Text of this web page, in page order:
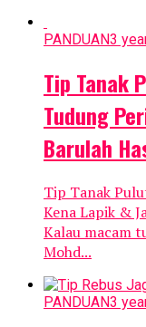
PANDUAN3
Tip Tanak
Tudung
Barulah
Tip Tanak
Kena Lapik &
Kalau macam
Mohd...
PANDUAN3